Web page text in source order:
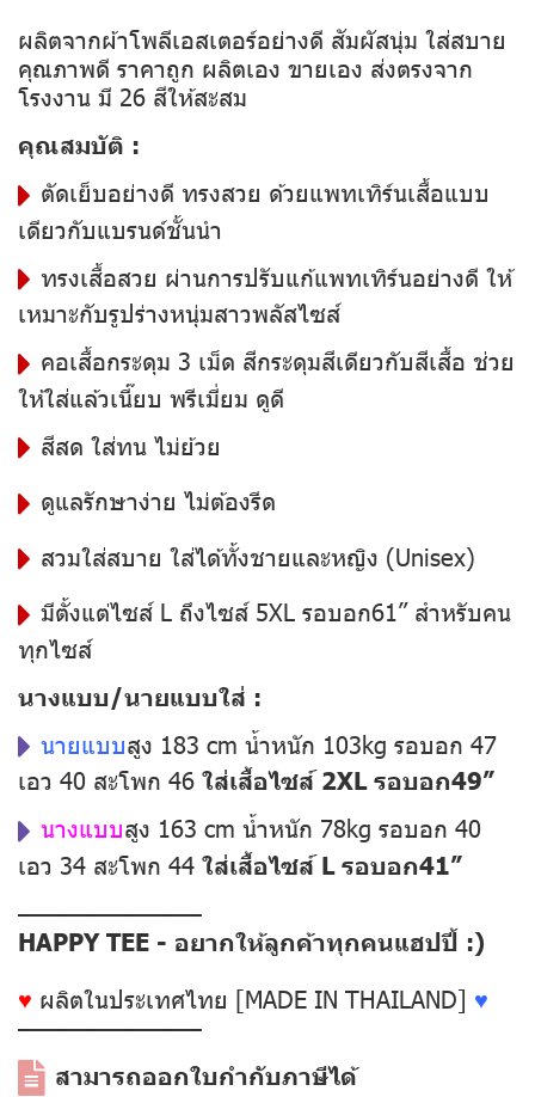
ผลิตจากผ้าโพลีเอสเตอร์อย่างดี สัมผัสนุ่ม ใส่สบาย
คุณภาพดี ราคาถูก ผลิตเอง ขายเอง ส่งตรงจาก
โรงงาน มี 26 สีให้สะสม
คุณสมบัติ :
ตัดเย็บอย่างดี ทรงสวย ด้วยแพทเทิร์นเสื้อแบบ
เดียวกับแบรนด์ชั้นนำ
ทรงเสื้อสวย ผ่านการปรับแก้แพทเทิร์นอย่างดี ให้
เหมาะกับรูปร่างหนุ่มสาวพลัสไซส์
คอเสื้อกระดุม 3 เม็ด สีกระดุมสีเดียวกับสีเสื้อ ช่วย
ให้ใส่แล้วเนี๊ยบ พรีเมี่ยม ดูดี
สีสด ใส่ทน ไม่ย้วย
ดูแลรักษาง่าย ไม่ต้องรีด
สวมใส่สบาย ใส่ได้ทั้งชายและหญิง (Unisex)
มีตั้งแต่ไซส์ L ถึงไซส์ 5XL รอบอก61” สำหรับคน
ทุกไซส์
นางแบบ/นายแบบใส่ :
นายแบบสูง 183 cm น้ำหนัก 103kg รอบอก 47
เอว 40 สะโพก 46 ใส่เสื้อไซส์ 2XL รอบอก49”
นางแบบสูง 163 cm น้ำหนัก 78kg รอบอก 40
เอว 34 สะโพก 44 ใส่เสื้อไซส์ L รอบอก41”
––––––––––––––
HAPPY TEE - อยากให้ลูกค้าทุกคนแฮปปี้ :)
♥ ผลิตในประเทศไทย [MADE IN THAILAND] ♥
––––––––––––––
สามารถออกใบกำกับภาษีได้